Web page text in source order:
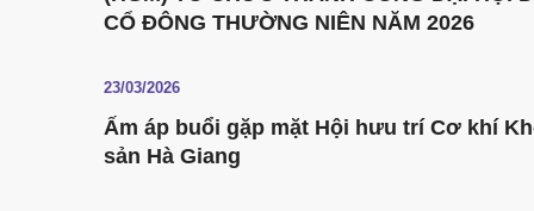
CỔ ĐÔNG THƯỜNG NIÊN NĂM 2026
23/03/2026
Ấm áp buổi gặp mặt Hội hưu trí Cơ khí
sản Hà Giang